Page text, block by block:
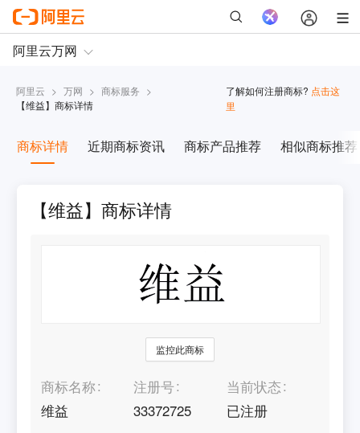
阿里云 > 万网 > 商标服务 >
【维益】商标详情
了解如何注册商标? 点击这
里
商标详情 近期商标资讯 商标产品推荐 相似商标推荐
【维益】商标详情
监控此商标
商标名称
维益
注册号
33372725
当前状态
已注册